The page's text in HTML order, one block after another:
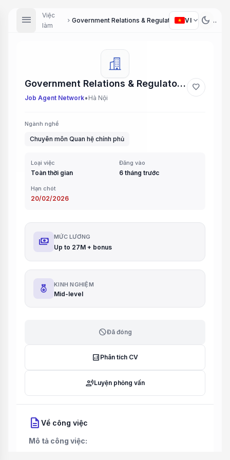
menu
Việc
làm
chevron_right Government Relations & Regulatory Affairs (Hà Nội)
VI expand_more dark_mode
Government Relations & Regulatory Affairs (Hà Nội)
Job Agent Network• Hà Nội
favorite
Ngành nghề
Chuyên môn Quan hệ chính phủ
Loại việc
Toàn thời gian
Đăng vào
6 tháng trước
Hạn chót
20/02/2026
payments MỨC LƯƠNG
Up to 27M + bonus
KINH NGHIỆM
Mid-level
blockĐã đóng
analytics Phân tích CV
record_voice_overLuyện phỏng vấn
description Về công việc
Mô tả công việc: